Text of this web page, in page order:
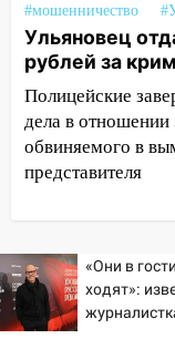
05:00 Кому 6
прибыль, а
прочность
22:58
ДТП с
19:14
Житель
подвез троих
заработал
#мошенничество
Ульяновец
рублей за
Полицейские
дела в отношении
обвиняемого в
представителя
«Они в
ходят»: